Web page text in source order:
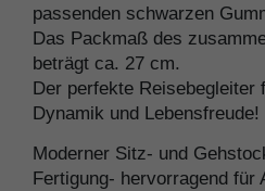
passenden schwarzen
Das Packmaß des
beträgt ca. 27 cm.
Der perfekte Reisebegleiter
Dynamik und Lebensfreude!
Moderner Sitz- und
Fertigung- hervorragend für